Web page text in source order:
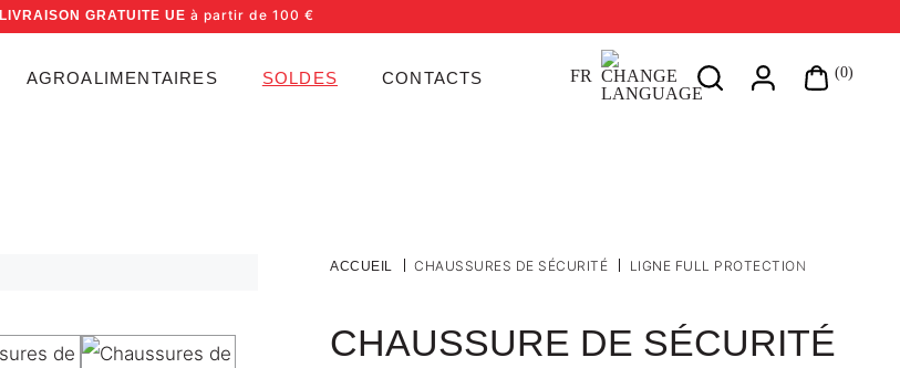
LIVRAISON GRATUITE UE à partir de 100 €
AGROALIMENTAIRES SOLDES CONTACTS FR
Search
on
(0)
ACCUEIL CHAUSSURES DE SÉCURITÉ LIGNE FULL PROTECTION
CHAUSSURE DE SÉCURITÉ